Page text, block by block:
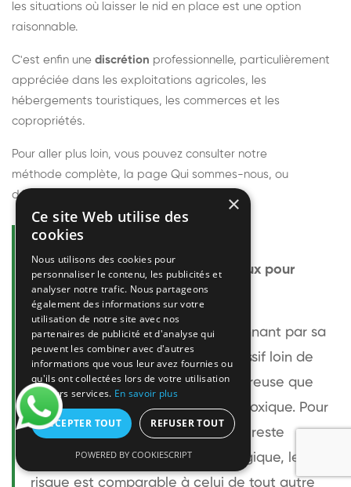
les situations où laisser le nid en place est une option
raisonnable.
C'est enfin une discrétion professionnelle, particulièrement
appréciée dans les exploitations agricoles, les
hébergements touristiques, les commerces et les
copropriétés.
Pour aller plus loin, vous pouvez consulter notre
méthode complète, la page Qui sommes-nous, ou
découvrir
Questions fréquentes
Le frelon européen est-il dangereux pour
l'homme ?
Le frelon européen est impressionnant par sa
taille mais relativement peu agressif loin de
son nid. Sa piqûre est plus douloureuse que
celle d'une guêpe sans être plus toxique. Pour
une personne non allergique, elle reste
bénigne. Pour une personne allergique, le
risque est comparable à celui de tout autre
×
Ce site Web utilise des
cookies
Nous utilisons des cookies pour
personnaliser le contenu, les publicités et
analyser notre trafic. Nous partageons
également des informations sur votre
utilisation de notre site avec nos
partenaires de publicité et d'analyse qui
peuvent les combiner avec d'autres
informations que vous leur avez fournies ou
qu'ils ont collectées lors de votre utilisation
de leurs services. En savoir plus
ACCEPTER TOUT REFUSER TOUT
POWERED BY COOKIESCRIPT